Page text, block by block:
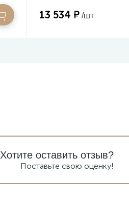
13 534 ₽ /шт
Хотите оставить отзыв?
Поставьте свою оценку!